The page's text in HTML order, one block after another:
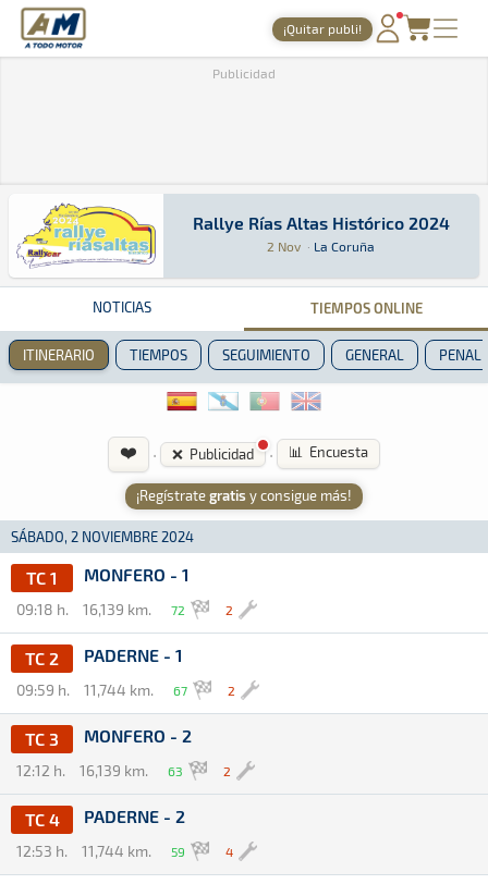
A Todo Motor · Revista del motor desde 1999
¡Quitar publi!
GALERÍAS
TIENDA
ARCHIVO
Publicidad
Rallye Rías Altas Histórico 2024
Rallye Rías Altas Histórico 2024
2 Nov · La Coruña
Rally · Rallye Rías Altas Histórico 2024:
La Coruña
NOTICIAS TIEMPOS ONLINE
ITINERARIO TIEMPOS SEGUIMIENTO GENERAL
❤️ · ❌ Publicidad · 📊 Encuesta
¡Regístrategratis y consigue más!
SÁBADO, 2 NOVIEMBRE 2024
TC 1 MONFERO - 1
09:18 h. 16,139 km. 72 2
TC 2 PADERNE - 1
09:59 h. 11,744 km. 67 2
TC 3 MONFERO - 2
12:12 h. 16,139 km. 63 2
TC 4 PADERNE - 2
12:53 h. 11,744 km. 59 4